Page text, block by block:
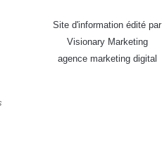
Site d'information édité par
Visionary Marketing
agence marketing digital